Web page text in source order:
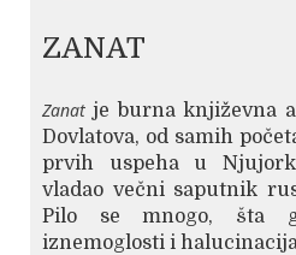
ZANAT
Zanat je burna književna
Dovlatova, od samih
prvih uspeha u
vladao večni saputnik
Pilo se mnogo, šta
iznemoglosti i